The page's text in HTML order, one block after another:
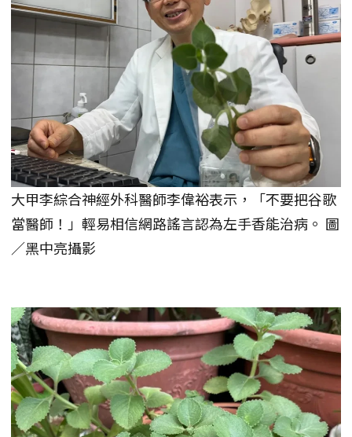
大甲李綜合神經外科醫師李偉裕表示，「不要把谷歌
當醫師！」輕易相信網路謠言認為左手香能治病。 圖
／黑中亮攝影